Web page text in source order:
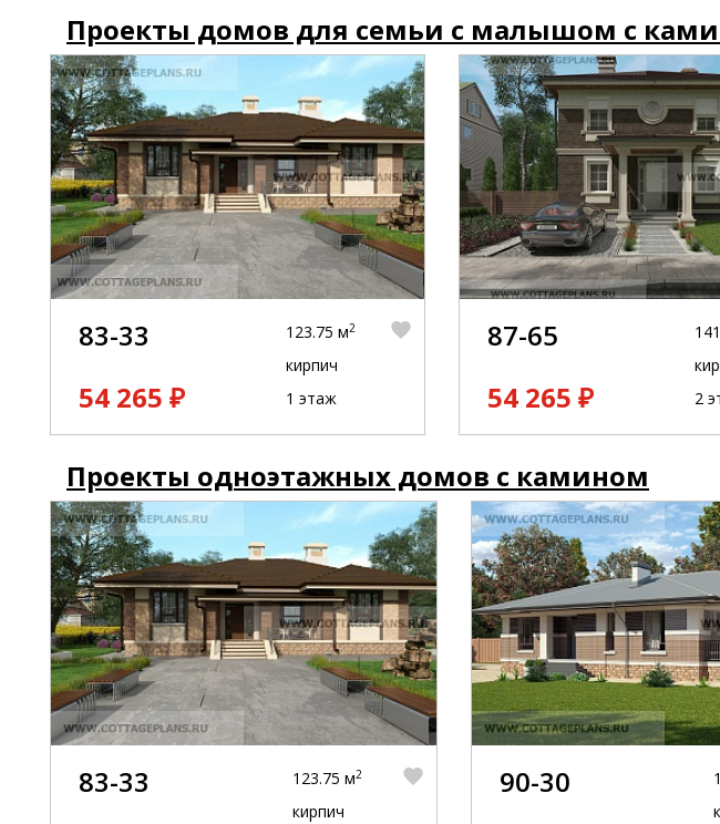
Проекты домов для семьи с малышом с
83-33
54 265 ₽
123.75 м2
кирпич
1 этаж
87-65
54 265 ₽
2
Проекты одноэтажных домов с камином
83-33
123.75 м2
кирпич
90-30